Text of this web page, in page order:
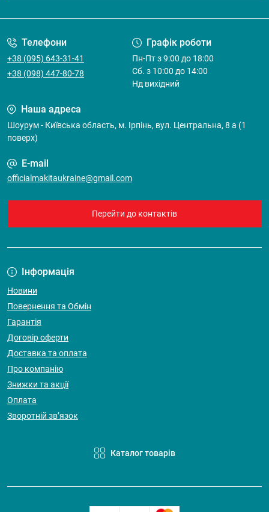
Телефони
+38 (095) 643-31-41
+38 (098) 447-80-78
Графік роботи
Пн-Пт з 9:00 до 18:00
Cб. з 10:00 до 14:00
Нд вихідний
Наша адреса
Шоурум - Київська область, м. Ірпінь, вул. Центральна, 8 а (1
поверх)
E-mail
officialmakitaukraine@gmail.com
Перейти до контактів
Інформація
Новини
Повернення та Обмін
Гарантія
Договір оферти
Доставка та оплата
Про компанію
Знижки та акції
Оплата
Зворотній зв’язок
Каталог товарів